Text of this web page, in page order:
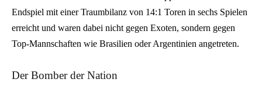
Endspiel mit einer Traumbilanz von 14:1 Toren in sechs Spielen
erreicht und waren dabei nicht gegen Exoten, sondern gegen
Top-Mannschaften wie Brasilien oder Argentinien angetreten.
Der Bomber der Nation